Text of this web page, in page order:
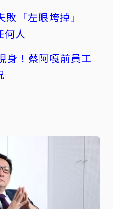
敗「左眼垮掉」
何人
身！蔡阿嘎前員工